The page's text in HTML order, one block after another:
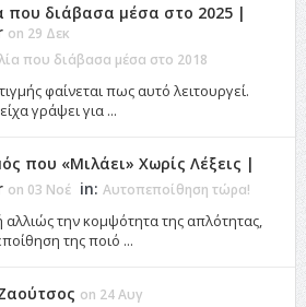
που διάβασα μέσα στο 2025 |
on 29 Δεκ
που διάβασα μέσα στο 2018
φαίνεται πως αυτό λειτουργεί.
γράψει για ...
που «Μιλάει» Χωρίς Λέξεις |
on 03 Νοέ in: Αυτοπεποίθηση τώρα!
την κομψότητα της απλότητας,
της ποιό ...
on 24 Αυγ